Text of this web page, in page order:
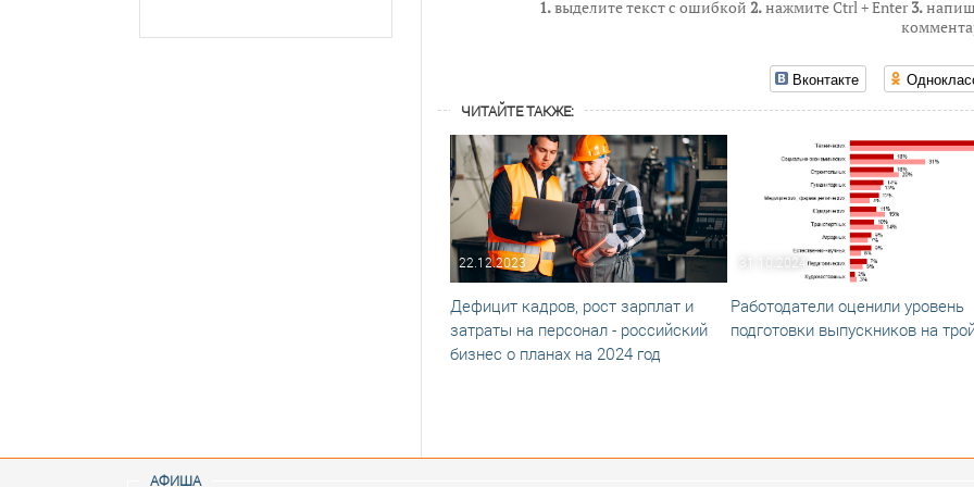
1.выделите текст с ошибкой 2.нажмите Ctrl + Enter3.
Вконтакте
ЧИТАЙТЕ ТАКЖЕ:
22.12.2023
Дефицит кадров, рост зарплат и
затраты на персонал - российский
бизнес о планах на 2024 год
31.10.2024
Работодатели оценили уровень
подготовки выпускников на
АФИША